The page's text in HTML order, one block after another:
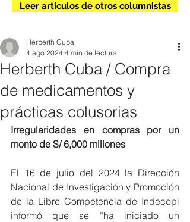
Leer artículos de otros columnistas
Herberth Cuba / Compra
de medicamentos y
prácticas colusorias
Herberth Cuba
4 ago 2024 4 min de lectura
Irregularidades en compras por un
monto de S/ 6,000 millones
El 16 de julio del 2024 la Dirección
Nacional de Investigación y Promoción
de la Libre Competencia de Indecopi
informó que se “ha iniciado un